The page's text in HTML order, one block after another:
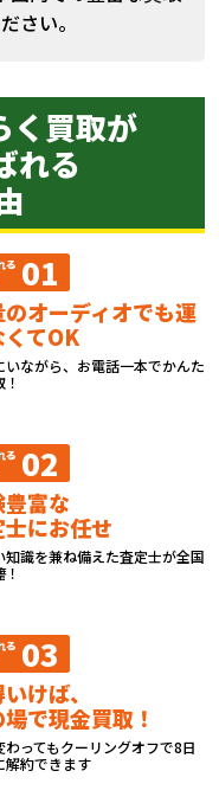
さい。
く買取が
れる
る 01
オーディオでも運
くてOK
いながら、お電話一本でかんた
る 02
富な
にお任せ
知識を兼ね備えた査定士が全国
る 03
けば、
で現金買取！
わってもクーリングオフで8日
解約できます